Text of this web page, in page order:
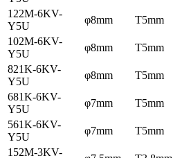
122M-6KV-
Y5U
φ8mm T5mm
102M-6KV-
Y5U
φ8mm T5mm
821K-6KV-
Y5U
φ8mm T5mm
681K-6KV-
Y5U
φ7mm T5mm
561K-6KV-
Y5U
φ7mm T5mm
152M-3KV-